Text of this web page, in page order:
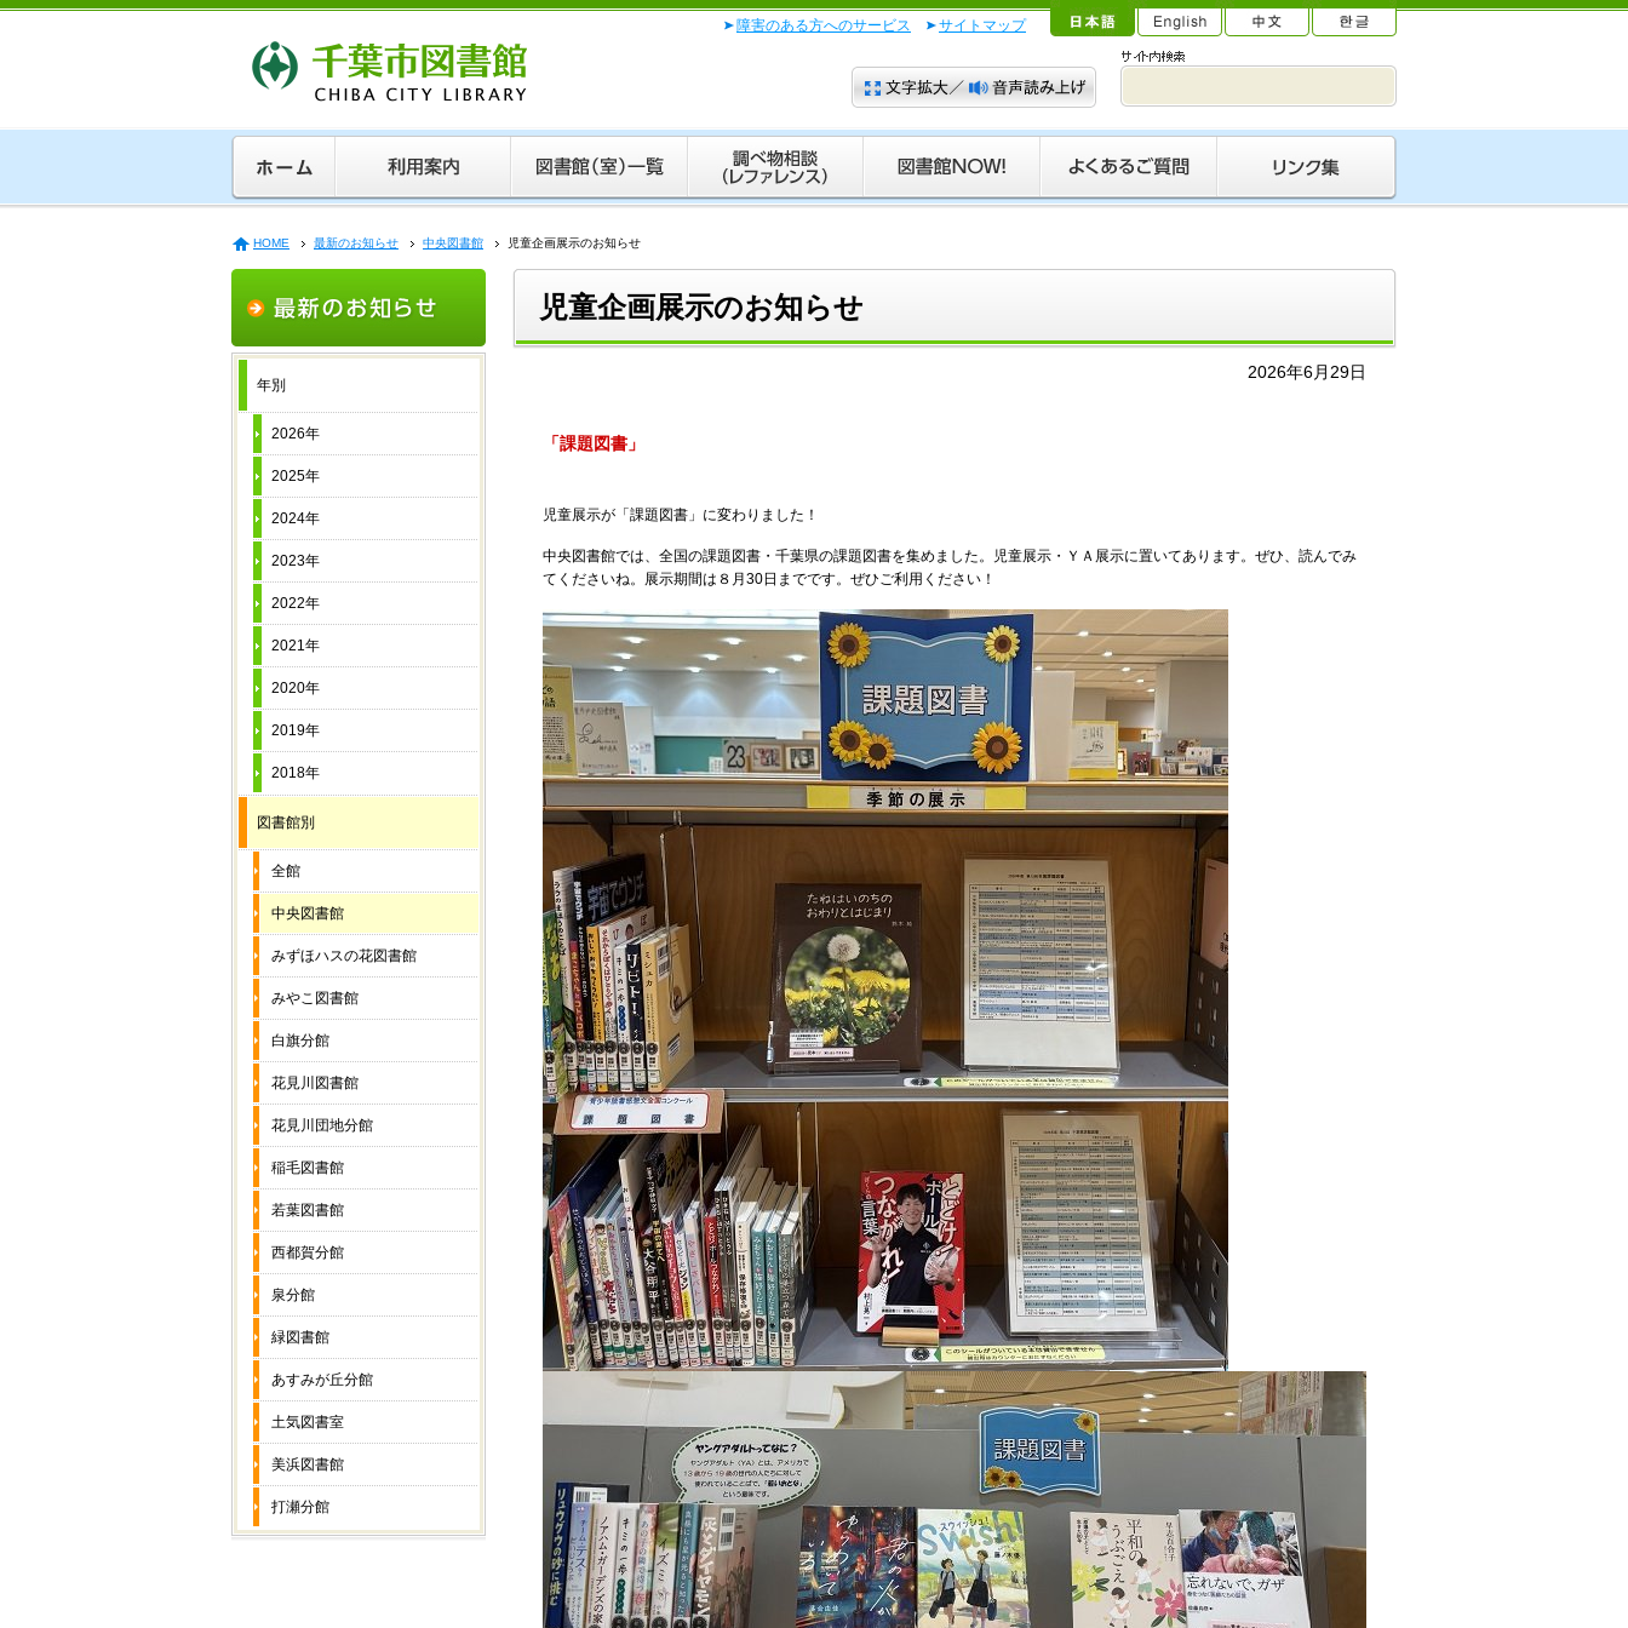
障害のある方へのサービス サイトマップ
HOME 最新のお知らせ 中央図書館 児童企画展示のお知らせ
児童企画展示のお知らせ
2026年6月29日
「課題図書」
児童展示が「課題図書」に変わりました！
中央図書館では、全国の課題図書・千葉県の課題図書を集めました。児童展示・ＹＡ展示に置いてあります。ぜひ、読んでみ
てくださいね。展示期間は８月 30日までです。ぜひご利用ください！
年別
2026年
2025年
2024年
2023年
2022年
2021年
2020年
2019年
2018年
図書館別
全館
中央図書館
みずほハスの花図書館
みやこ図書館
白旗分館
花見川図書館
花見川団地分館
稲毛図書館
若葉図書館
西都賀分館
泉分館
緑図書館
あすみが丘分館
土気図書室
美浜図書館
打瀬分館